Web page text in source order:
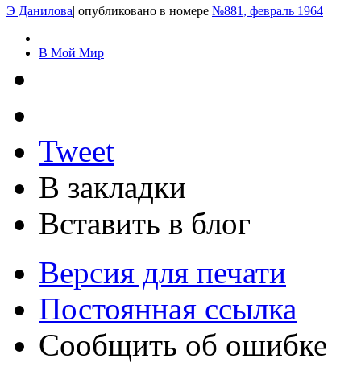
Э Данилова| опубликовано в номере №881, февраль 1964
В Мой Мир
Tweet
В закладки
Вставить в блог
Версия для печати
Постоянная ссылка
Сообщить об ошибке